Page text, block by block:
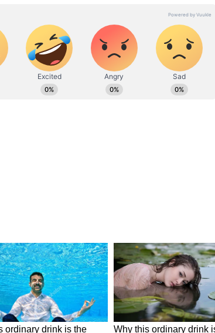
খবর সামনে আসায় নতুন করে উদ্বেগ বাড়ছে।
'টোল ট্যাক্স'? ট্রাম্পের 'গার্জিয়ান
অ্যাঞ্জেল' প্ল্যানে তোলপাড় বিশ্ব
প্রতিনিধিদের মধ্যে কূটনৈতিক আলোচনা চলার
আলোচনার পথ খোলা রয়েছে, অন্যদিকে